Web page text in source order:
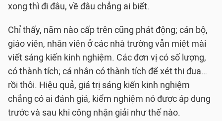
xong thì đi đâu, về đâu chẳng ai biết.
Chỉ thấy, năm nào cấp trên cũng phát động; cán bộ,
giáo viên, nhân viên ở các nhà trường vẫn miệt mài
viết sáng kiến kinh nghiệm. Các đơn vị có số lượng,
có thành tích; cá nhân có thành tích để xét thi đua…
rồi thôi. Hiệu quả, giá trị sáng kiến kinh nghiệm
chẳng có ai đánh giá, kiểm nghiệm nó được áp dụng
trước và sau khi công nhận giải như thế nào.